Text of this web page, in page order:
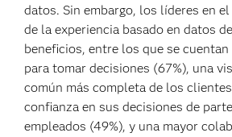
datos. Sin embargo, los líderes en
de la experiencia basado en datos
beneficios, entre los que se
para tomar decisiones (67%), una
común más completa de los clientes
confianza en sus decisiones de
empleados (49%), y una mayor